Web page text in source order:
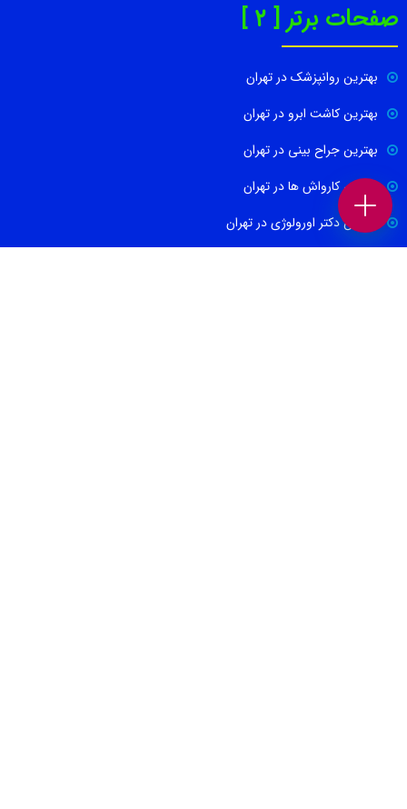
صفحات برتر [ 2 ]
بهترین روانپزشک در تهران
بهترین کاشت ابرو در تهران
بهترین جراح بینی در تهران
بهترین کارواش ها در تهران
بهترین دکتر اورولوژی در تهران